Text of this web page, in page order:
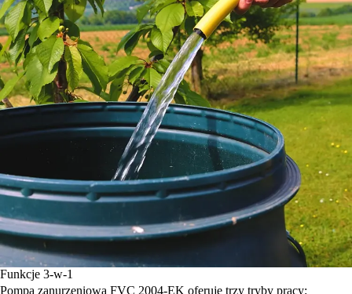
Funkcje 3-w-1
Pompa zanurzeniowa FVC 2004-EK oferuje trzy tryby pracy: